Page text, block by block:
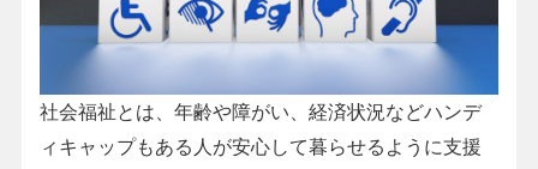
社会福祉とは、年齢や障がい、経済状況などハンデ
ィキャップもある人が安心して暮らせるように支援